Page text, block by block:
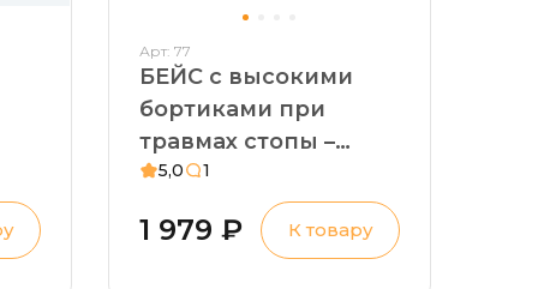
Арт: 77
БЕЙС с высокими
бортиками при
травмах стопы –
стельки
ортопедические.
Вальгусная
5,0 1
1 979 ₽ К товару